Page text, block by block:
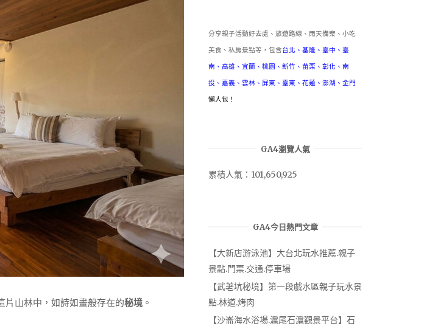
片山林中，如詩如畫般存在的秘境 。
分享親子活動好去處、旅遊路線、雨天備案、小吃
美食、私房景點等，包含台北 、 基隆 、 臺中 、 臺
南 、 高雄 、 宜蘭 、 桃園 、 新竹 、 苗栗 、 彰化 、 南
投 、 嘉義 、 雲林 、 屏東 、 臺東 、 花蓮 、 澎湖 、 金門
懶人包！
GA4瀏覽人氣
累積人氣：101,650,925
GA4今日熱門文章
【大新店游泳池】大台北玩水推薦.親子
景點.門票.交通.停車場
【武荖坑秘境】第一段戲水區親子玩水景
點.林道.烤肉
【沙崙海水浴場.滬尾石滬觀景平台】石